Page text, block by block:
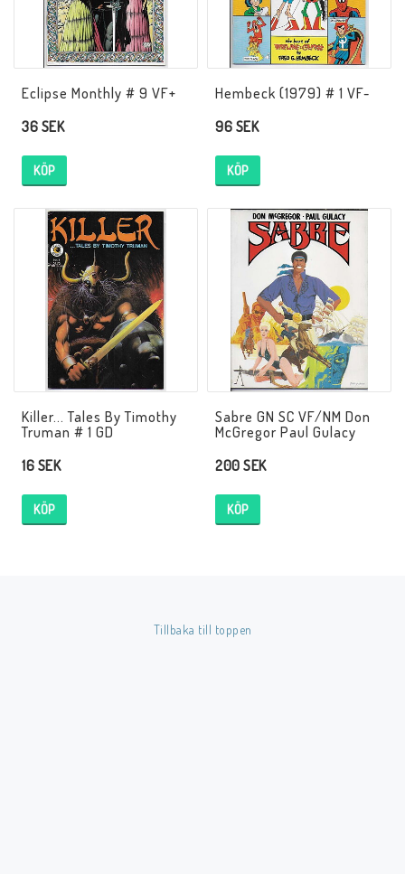
Eclipse Monthly # 9 VF+
36 SEK
KÖP
Hembeck (1979) # 1 VF-
96 SEK
KÖP
Killer... Tales By Timothy
Truman # 1 GD
16 SEK
KÖP
Sabre GN SC VF/NM Don
McGregor Paul Gulacy
200 SEK
KÖP
Tillbaka till toppen